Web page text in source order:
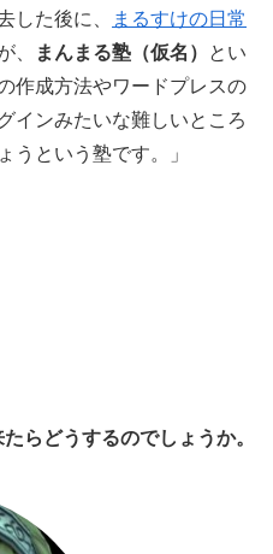
した後に、
まるすけの日常
、
まんまる塾（仮名）
とい
作成方法やワードプレスの
インみたいな難しいところ
うという塾です。」
らどうするのでしょうか。